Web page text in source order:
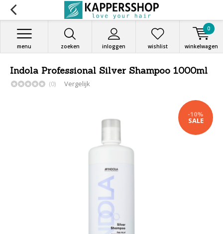
zoeken inloggen
menu wishlist winkelwagen
0
Indola Professional Silver Shampoo 1000ml
(0) Vergelijk
-10%
SALE